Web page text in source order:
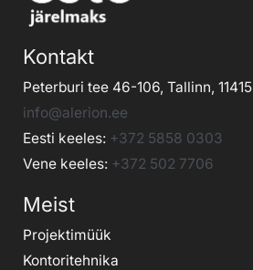
Kontakt
Peterburi tee 46-106, Tallinn, 11415
info@alerion.ee
Eesti keeles: +372 5858 0303
Vene keeles: +372 502 7706
Meist
Projektimüük
Kontoritehnika